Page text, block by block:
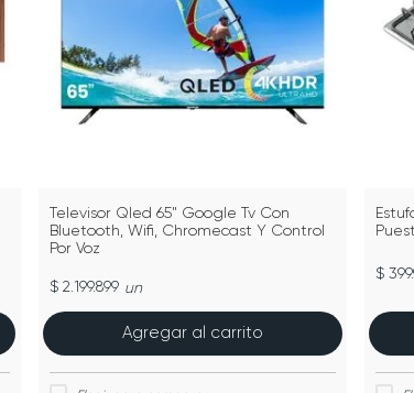
Televisor Qled 65" Google Tv Con
Bluetooth, Wifi, Chromecast Y Control
Por Voz
$ 2.199.899 un
Agregar al carrito
$